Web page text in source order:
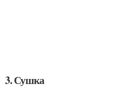
3. Сушка